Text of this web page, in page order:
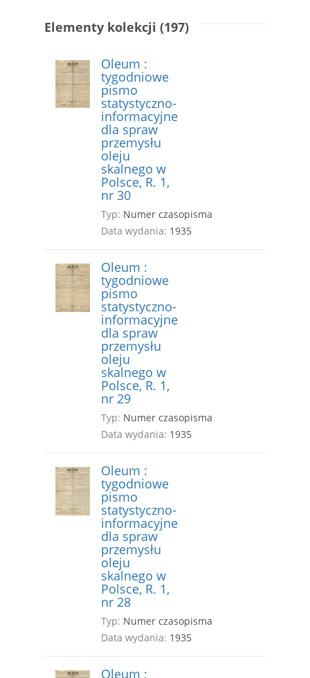
Elementy kolekcji (197)
Oleum :
tygodniowe
pismo
statystyczno-
informacyjne
dla spraw
przemysłu
oleju
skalnego w
Polsce, R. 1,
nr 30
Typ: Numer czasopisma
Data wydania: 1935
Oleum :
tygodniowe
pismo
statystyczno-
informacyjne
dla spraw
przemysłu
oleju
skalnego w
Polsce, R. 1,
nr 29
Typ: Numer czasopisma
Data wydania: 1935
Oleum :
tygodniowe
pismo
statystyczno-
informacyjne
dla spraw
przemysłu
oleju
skalnego w
Polsce, R. 1,
nr 28
Typ: Numer czasopisma
Data wydania: 1935
Oleum :